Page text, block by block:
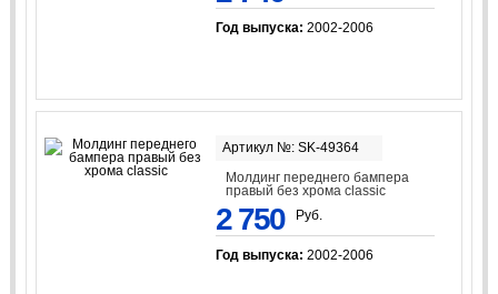
Год выпуска: 2002-2006
Артикул №: SK-49364
Молдинг переднего бампера
правый без хрома classic
2 750 Руб.
Год выпуска: 2002-2006